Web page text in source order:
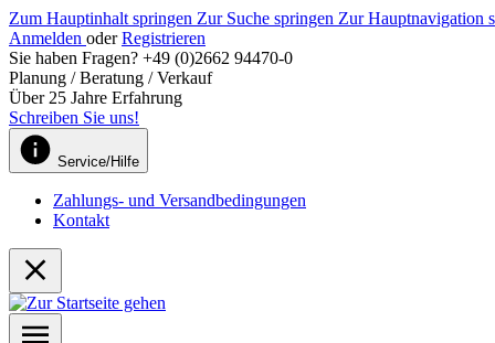
Zum Hauptinhalt springen Zur Suche springen Zur Hauptnavigation
Anmelden oder Registrieren
Sie haben Fragen? +49 (0)2662 94470-0
Planung / Beratung / Verkauf
Über 25 Jahre Erfahrung
Schreiben Sie uns!
Service/Hilfe
Zahlungs- und Versandbedingungen
Kontakt